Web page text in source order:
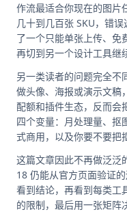
作流最适合你现在的图片
几十到几百张 SKU，错
了一个只能单张上传、免
再切到另一个设计工具继
另一类读者的问题完全不
做头像、海报或演示文稿
配额和插件生态，反而会
四个变量：月处理量、抠
式商用，以及你要不要把
这篇文章因此不再做泛泛
18 仍能从官方页面验证
看到结论，再看到每类工
的限制，最后用一张矩阵